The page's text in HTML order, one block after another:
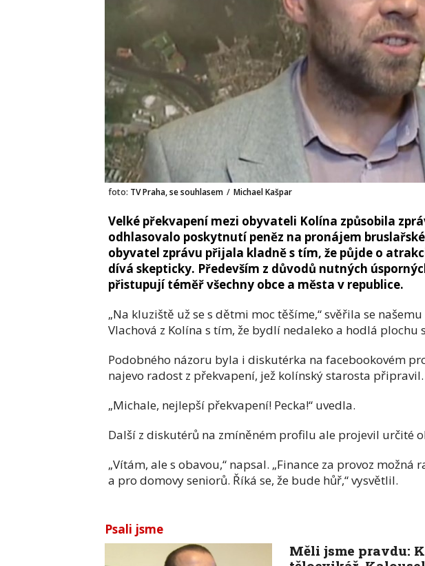
foto: TV Praha, se souhlasem / Michael Kašpar
Velké překvapení mezi obyvateli Kolína způsobila
odhlasovalo poskytnutí peněz na pronájem
obyvatel zprávu přijala kladně s tím, že půjde o
dívá skepticky. Především z důvodů nutných
přistupují téměř všechny obce a města v republice.
„Na kluziště už se s dětmi moc těšíme,“ svěřila se
Vlachová z Kolína s tím, že bydlí nedaleko a hodlá
Podobného názoru byla i diskutérka na facebookovém
najevo radost z překvapení, jež kolínský starosta připravil.
„Michale, nejlepší překvapení! Pecka!“ uvedla.
Další z diskutérů na zmíněném profilu ale projevil určité
„Vítám, ale s obavou,“ napsal. „Finance za provoz
a pro domovy seniorů. Říká se, že bude hůř,“ vysvětlil.
Psali jsme
Měli jsme pravdu: